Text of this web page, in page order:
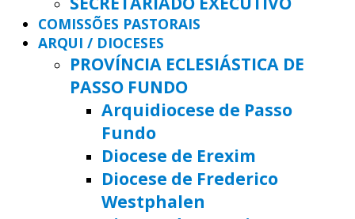
COMISSÕES PASTORAIS
ARQUI / DIOCESES
PROVÍNCIA ECLESIÁSTICA DE
PASSO FUNDO
Arquidiocese de Passo
Fundo
Diocese de Erexim
Diocese de Frederico
Westphalen